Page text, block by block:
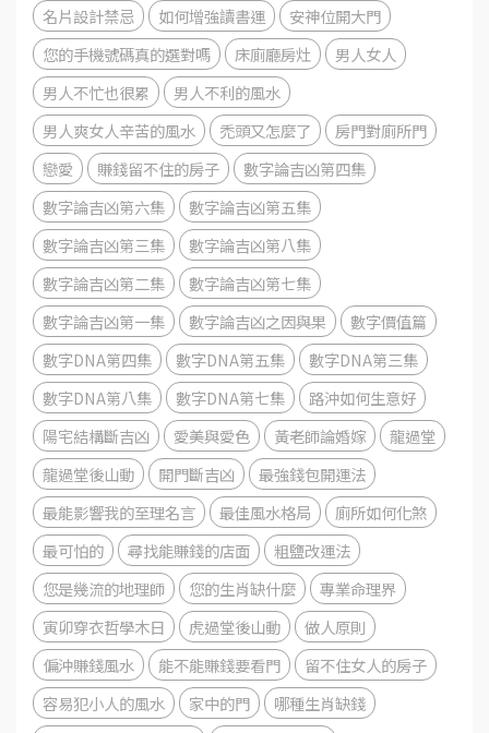
名片設計禁忌 如何增強讀書運
安神位開大門
您的手機號碼真的選對嗎
床廁廳房灶
男人女人
男人不忙也很累
男人不利的風水
男人爽女人辛苦的風水
禿頭又怎麼了
房門對廁所門
戀愛
賺錢留不住的房子
數字論吉凶第四集
數字論吉凶第六集
數字論吉凶第五集
數字論吉凶第三集
數字論吉凶第八集
數字論吉凶第二集
數字論吉凶第七集
數字論吉凶第一集
數字論吉凶之因與果
數字價值篇
數字DNA第四集
數字DNA第五集
數字DNA第三集
數字DNA第八集
數字DNA第七集
路沖如何生意好
陽宅結構斷吉凶
愛美與愛色 黃老師論婚嫁
龍過堂
龍過堂後山動
開門斷吉凶
最強錢包開運法
最能影響我的至理名言
最佳風水格局
廁所如何化煞
最可怕的
尋找能賺錢的店面
粗鹽改運法
您是幾流的地理師
您的生肖缺什麼
專業命理界
寅卯穿衣哲學木日
虎過堂後山動
做人原則
偏沖賺錢風水
能不能賺錢要看門
留不住女人的房子
容易犯小人的風水
家中的門
哪種生肖缺錢